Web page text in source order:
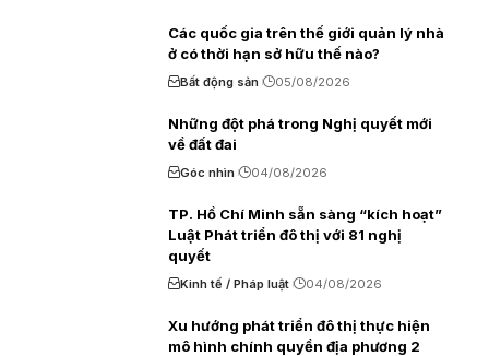
Các quốc gia trên thế giới quản lý nhà
ở có thời hạn sở hữu thế nào?
Bất động sản 05/08/2026
Những đột phá trong Nghị quyết mới
về đất đai
Góc nhìn 04/08/2026
TP. Hồ Chí Minh sẵn sàng “kích hoạt”
Luật Phát triển đô thị với 81 nghị
quyết
Kinh tế / Pháp luật 04/08/2026
Xu hướng phát triển đô thị thực hiện
mô hình chính quyền địa phương 2